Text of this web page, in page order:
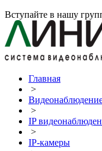
Вступайте в нашу
Главная
>
>
IP
>
IP-камеры